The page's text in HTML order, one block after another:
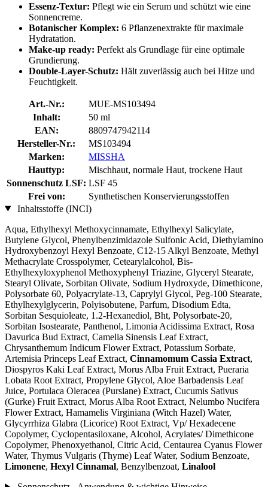
Essenz-Textur: Pflegt wie ein Serum und schützt wie eine
Sonnencreme.
Botanischer Komplex: 6 Pflanzenextrakte für maximale
Hydratation.
Make-up ready: Perfekt als Grundlage für eine optimale
Grundierung.
Double-Layer-Schutz: Hält zuverlässig auch bei Hitze und
Feuchtigkeit.
Art.-Nr.:
MUE-MS103494
Inhalt:
50 ml
EAN:
8809747942114
Hersteller-Nr.:
MS103494
Marken:
MISSHA
Hauttyp:
Mischhaut, normale Haut, trockene Haut
Sonnenschutz LSF: LSF 45
Frei von:
Synthetischen Konservierungsstoffen
Inhaltsstoffe (INCI)
Aqua, Ethylhexyl Methoxycinnamate, Ethylhexyl Salicylate,
Butylene Glycol, Phenylbenzimidazole Sulfonic Acid, Diethylamino
Hydroxybenzoyl Hexyl Benzoate, C12-15 Alkyl Benzoate, Methyl
Methacrylate Crosspolymer, Cetearylalcohol, Bis-
Ethylhexyloxyphenol Methoxyphenyl Triazine, Glyceryl Stearate,
Stearyl Olivate, Sorbitan Olivate, Sodium Hydroxyde, Dimethicone,
Polysorbate 60, Polyacrylate-13, Caprylyl Glycol, Peg-100 Stearate,
Ethylhexylglycerin, Polyisobutene, Parfum, Disodium Edta,
Sorbitan Sesquioleate, 1.2-Hexanediol, Bht, Polysorbate-20,
Sorbitan Isostearate, Panthenol, Limonia Acidissima Extract, Rosa
Davurica Bud Extract, Camelia Sinensis Leaf Extract,
Chrysanthemum Indicum Flower Extract, Potassium Sorbate,
Artemisia Princeps Leaf Extract, Cinnamomum Cassia Extract,
Diospyros Kaki Leaf Extract, Morus Alba Fruit Extract, Pueraria
Lobata Root Extract, Propylene Glycol, Aloe Barbadensis Leaf
Juice, Portulaca Oleracea (Purslane) Extract, Cucumis Sativus
(Gurke) Fruit Extract, Morus Alba Root Extract, Nelumbo Nucifera
Flower Extract, Hamamelis Virginiana (Witch Hazel) Water,
Glycyrrhiza Glabra (Licorice) Root Extract, Vp/ Hexadecene
Copolymer, Cyclopentasiloxane, Alcohol, Acrylates/ Dimethicone
Copolymer, Phenoxyethanol, Citric Acid, Centaurea Cyanus Flower
Water, Thymus Vulgaris (Thyme) Leaf Water, Sodium Benzoate,
Limonene, Hexyl Cinnamal, Benzylbenzoat, Linalool